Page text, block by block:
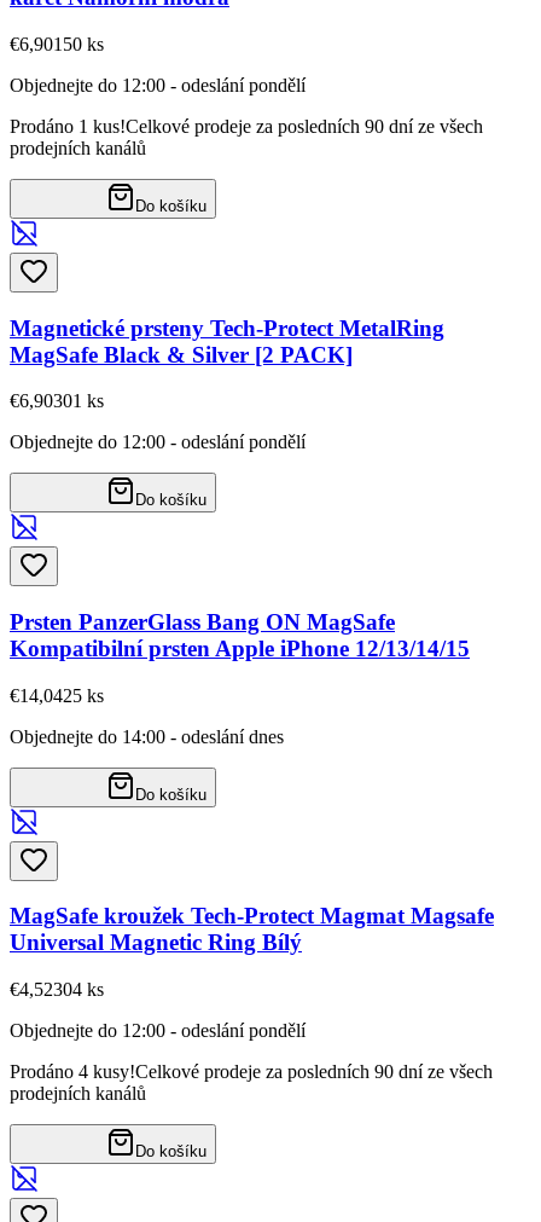
€6,90150 ks
Objednejte do 12:00 - odeslání pondělí
Prodáno 1 kus!Celkové prodeje za posledních 90 dní ze všech
prodejních kanálů
Do košíku
Magnetické prsteny Tech-Protect MetalRing
MagSafe Black & Silver [2 PACK]
€6,90301 ks
Objednejte do 12:00 - odeslání pondělí
Do košíku
Prsten PanzerGlass Bang ON MagSafe
Kompatibilní prsten Apple iPhone 12/13/14/15
€14,0425 ks
Objednejte do 14:00 - odeslání dnes
Do košíku
MagSafe kroužek Tech-Protect Magmat Magsafe
Universal Magnetic Ring Bílý
€4,52304 ks
Objednejte do 12:00 - odeslání pondělí
Prodáno 4 kusy!Celkové prodeje za posledních 90 dní ze všech
prodejních kanálů
Do košíku